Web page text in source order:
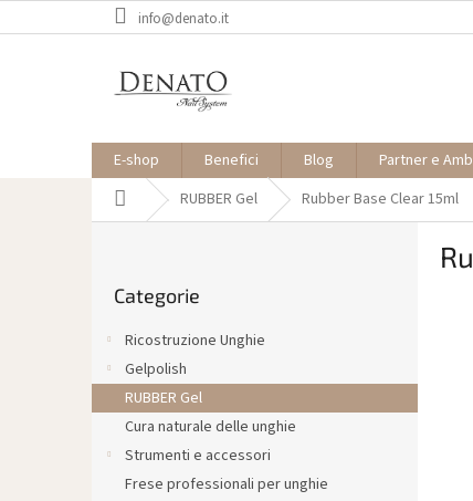
al
info@denato.it
E-shop Benefici Blog Partner e
Casa RUBBER Gel Rubber Base Clear 15ml
a
le
Categorie
Ricostruzione Unghie
Gelpolish
RUBBER Gel
Cura naturale delle unghie
Strumenti e accessori
Frese professionali per unghie